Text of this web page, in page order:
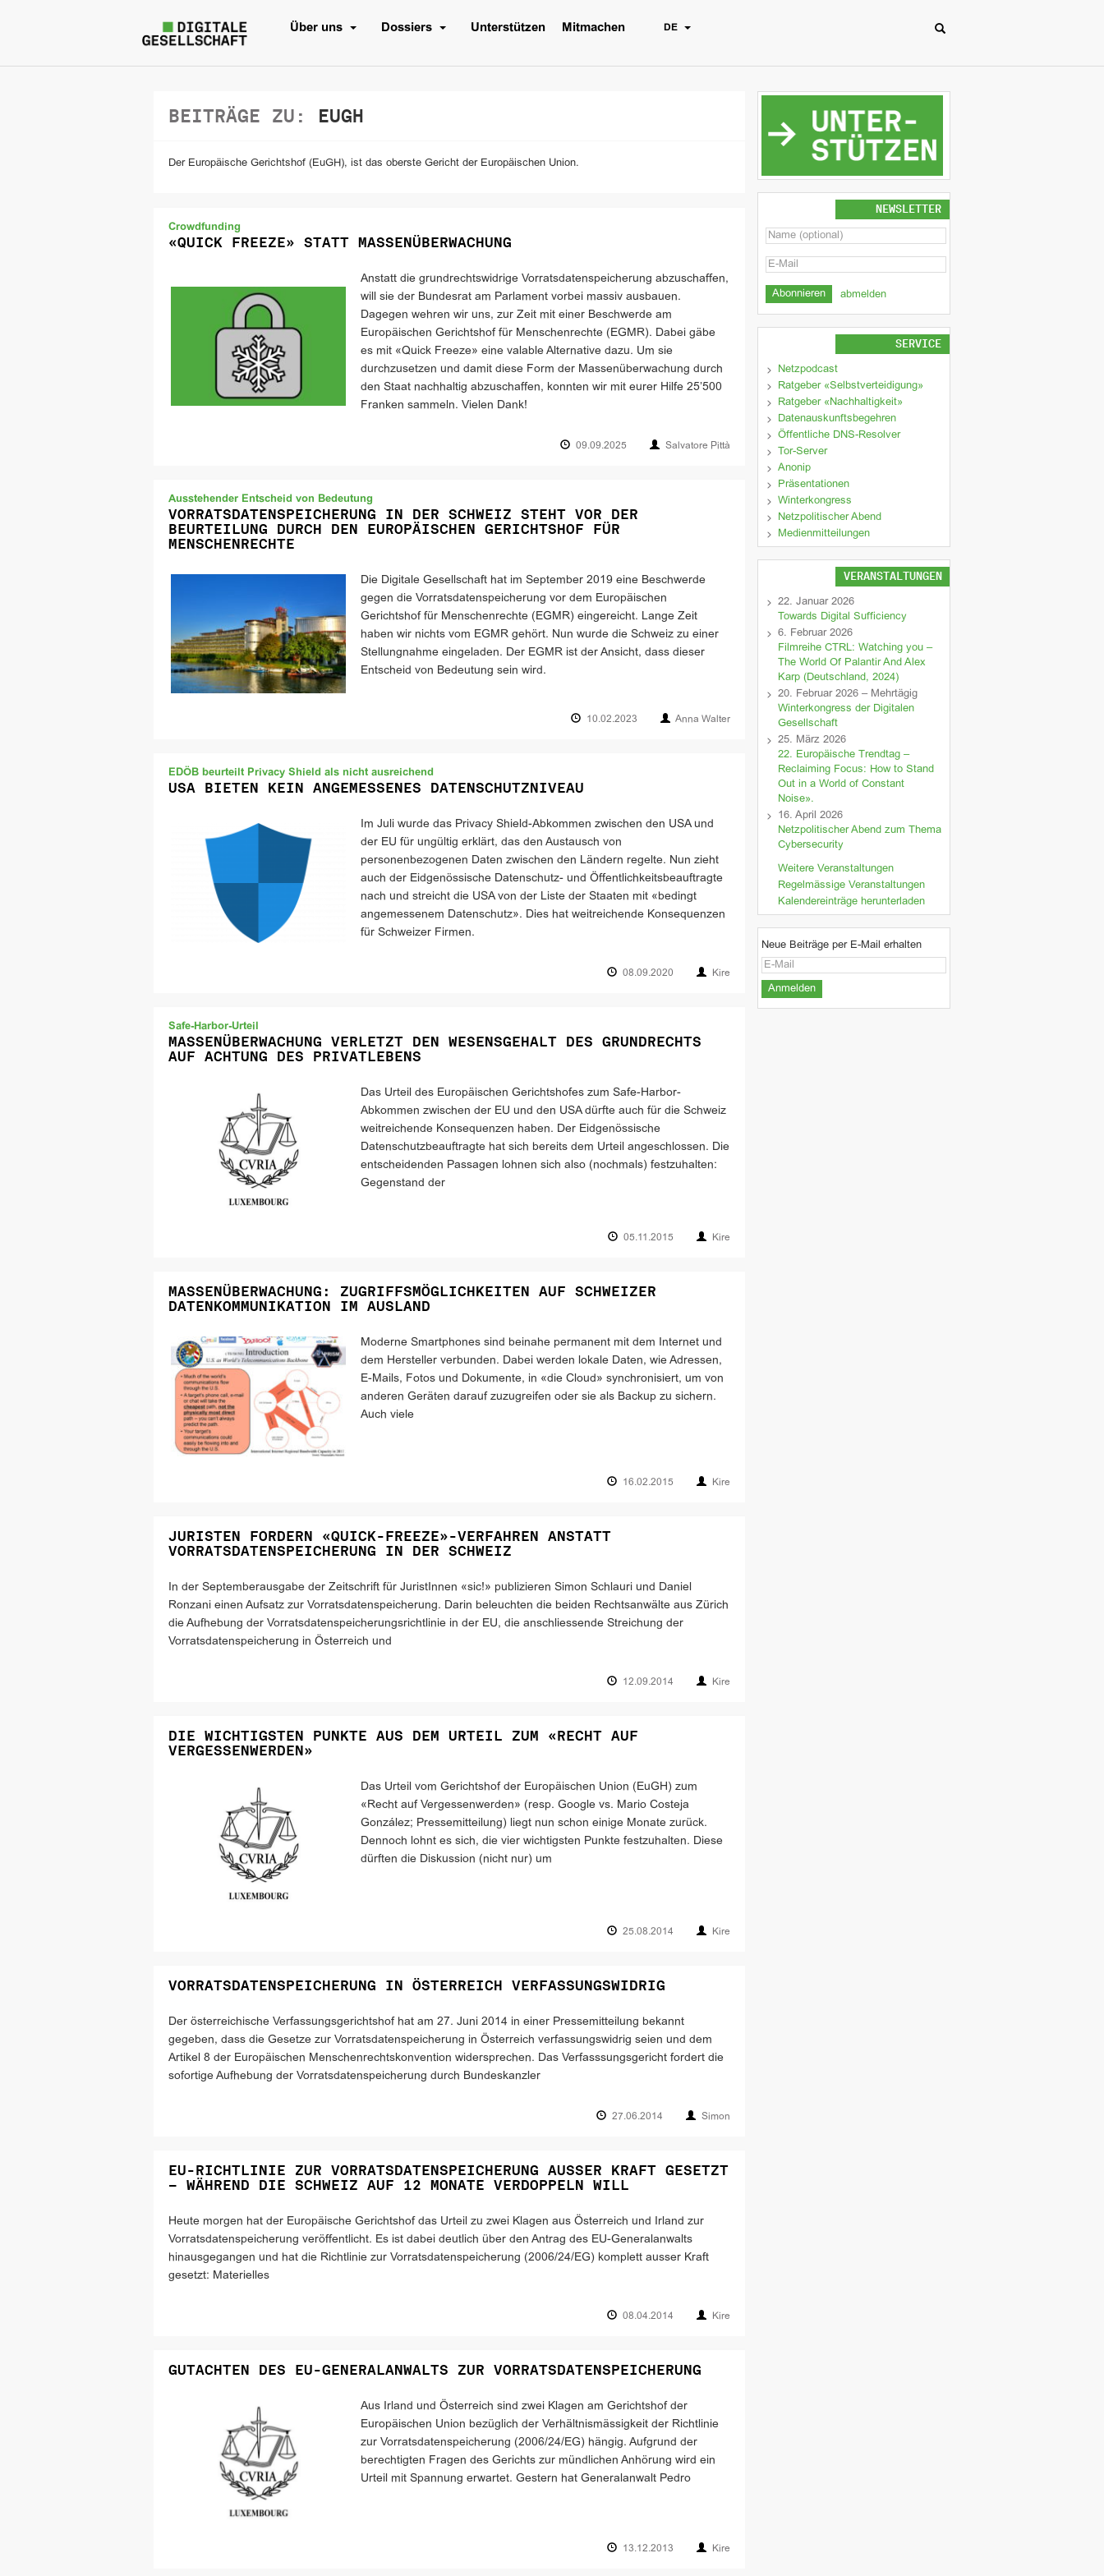
Über uns Dossiers Unterstützen Mitmachen DE
BEITRÄGE ZU: EUGH
Der Europäische Gerichtshof (EuGH), ist das oberste Gericht der Europäischen Union.
Crowdfunding
«QUICK FREEZE» STATT MASSENÜBERWACHUNG
Anstatt die grundrechtswidrige Vorratsdatenspeicherung abzuschaffen,
will sie der Bundesrat am Parlament vorbei massiv ausbauen.
Dagegen wehren wir uns, zur Zeit mit einer Beschwerde am
Europäischen Gerichtshof für Menschenrechte (EGMR). Dabei gäbe
es mit «Quick Freeze» eine valable Alternative dazu. Um sie
durchzusetzen und damit diese Form der Massenüberwachung durch
den Staat nachhaltig abzuschaffen, konnten wir mit eurer Hilfe 25’500
Franken sammeln. Vielen Dank!
09.09.2025 Salvatore Pittà
Ausstehender Entscheid von Bedeutung
VORRATSDATENSPEICHERUNG IN DER SCHWEIZ STEHT VOR DER
BEURTEILUNG DURCH DEN EUROPÄISCHEN GERICHTSHOF FÜR
MENSCHENRECHTE
Die Digitale Gesellschaft hat im September 2019 eine Beschwerde
gegen die Vorratsdatenspeicherung vor dem Europäischen
Gerichtshof für Menschenrechte (EGMR) eingereicht. Lange Zeit
haben wir nichts vom EGMR gehört. Nun wurde die Schweiz zu einer
Stellungnahme eingeladen. Der EGMR ist der Ansicht, dass dieser
Entscheid von Bedeutung sein wird.
10.02.2023 Anna Walter
EDÖB beurteilt Privacy Shield als nicht ausreichend
USA BIETEN KEIN ANGEMESSENES DATENSCHUTZNIVEAU
Im Juli wurde das Privacy Shield-Abkommen zwischen den USA und
der EU für ungültig erklärt, das den Austausch von
personenbezogenen Daten zwischen den Ländern regelte. Nun zieht
auch der Eidgenössische Datenschutz- und Öffentlichkeitsbeauftragte
nach und streicht die USA von der Liste der Staaten mit «bedingt
angemessenem Datenschutz». Dies hat weitreichende Konsequenzen
für Schweizer Firmen.
08.09.2020 Kire
Safe-Harbor-Urteil
MASSENÜBERWACHUNG VERLETZT DEN WESENSGEHALT DES GRUNDRECHTS
AUF ACHTUNG DES PRIVATLEBENS
Das Urteil des Europäischen Gerichtshofes zum Safe-Harbor-
Abkommen zwischen der EU und den USA dürfte auch für die Schweiz
weitreichende Konsequenzen haben. Der Eidgenössische
Datenschutzbeauftragte hat sich bereits dem Urteil angeschlossen. Die
entscheidenden Passagen lohnen sich also (nochmals) festzuhalten:
Gegenstand der
05.11.2015 Kire
MASSENÜBERWACHUNG: ZUGRIFFSMÖGLICHKEITEN AUF SCHWEIZER
DATENKOMMUNIKATION IM AUSLAND
Moderne Smartphones sind beinahe permanent mit dem Internet und
dem Hersteller verbunden. Dabei werden lokale Daten, wie Adressen,
E-Mails, Fotos und Dokumente, in «die Cloud» synchronisiert, um von
anderen Geräten darauf zuzugreifen oder sie als Backup zu sichern.
Auch viele
16.02.2015 Kire
JURISTEN FORDERN «QUICK-FREEZE»-VERFAHREN ANSTATT
VORRATSDATENSPEICHERUNG IN DER SCHWEIZ
In der Septemberausgabe der Zeitschrift für JuristInnen «sic!» publizieren Simon Schlauri und Daniel
Ronzani einen Aufsatz zur Vorratsdatenspeicherung. Darin beleuchten die beiden Rechtsanwälte aus Zürich
die Aufhebung der Vorratsdatenspeicherungsrichtlinie in der EU, die anschliessende Streichung der
Vorratsdatenspeicherung in Österreich und
12.09.2014 Kire
DIE WICHTIGSTEN PUNKTE AUS DEM URTEIL ZUM «RECHT AUF
VERGESSENWERDEN»
Das Urteil vom Gerichtshof der Europäischen Union (EuGH) zum
«Recht auf Vergessenwerden» (resp. Google vs. Mario Costeja
González; Pressemitteilung) liegt nun schon einige Monate zurück.
Dennoch lohnt es sich, die vier wichtigsten Punkte festzuhalten. Diese
dürften die Diskussion (nicht nur) um
25.08.2014 Kire
VORRATSDATENSPEICHERUNG IN ÖSTERREICH VERFASSUNGSWIDRIG
Der österreichische Verfassungsgerichtshof hat am 27. Juni 2014 in einer Pressemitteilung bekannt
gegeben, dass die Gesetze zur Vorratsdatenspeicherung in Österreich verfassungswidrig seien und dem
Artikel 8 der Europäischen Menschenrechtskonvention widersprechen. Das Verfasssungsgericht fordert die
sofortige Aufhebung der Vorratsdatenspeicherung durch Bundeskanzler
27.06.2014 Simon
EU-RICHTLINIE ZUR VORRATSDATENSPEICHERUNG AUSSER KRAFT GESETZT
– WÄHREND DIE SCHWEIZ AUF 12 MONATE VERDOPPELN WILL
Heute morgen hat der Europäische Gerichtshof das Urteil zu zwei Klagen aus Österreich und Irland zur
Vorratsdatenspeicherung veröffentlicht. Es ist dabei deutlich über den Antrag des EU-Generalanwalts
hinausgegangen und hat die Richtlinie zur Vorratsdatenspeicherung (2006/24/EG) komplett ausser Kraft
gesetzt: Materielles
08.04.2014 Kire
GUTACHTEN DES EU-GENERALANWALTS ZUR VORRATSDATENSPEICHERUNG
Aus Irland und Österreich sind zwei Klagen am Gerichtshof der
Europäischen Union bezüglich der Verhältnismässigkeit der Richtlinie
zur Vorratsdatenspeicherung (2006/24/EG) hängig. Aufgrund der
berechtigten Fragen des Gerichts zur mündlichen Anhörung wird ein
Urteil mit Spannung erwartet. Gestern hat Generalanwalt Pedro
13.12.2013 Kire
NEWSLETTER
abmelden
SERVICE
Netzpodcast
Ratgeber «Selbstverteidigung»
Ratgeber «Nachhaltigkeit»
Datenauskunftsbegehren
Öffentliche DNS-Resolver
Tor-Server
Anonip
Präsentationen
Winterkongress
Netzpolitischer Abend
Medienmitteilungen
VERANSTALTUNGEN
22. Januar 2026
Towards Digital Sufficiency
6. Februar 2026
Filmreihe CTRL: Watching you –
The World Of Palantir And Alex
Karp (Deutschland, 2024)
20. Februar 2026 – Mehrtägig
Winterkongress der Digitalen
Gesellschaft
25. März 2026
22. Europäische Trendtag –
Reclaiming Focus: How to Stand
Out in a World of Constant
Noise».
16. April 2026
Netzpolitischer Abend zum Thema
Cybersecurity
Weitere Veranstaltungen
Regelmässige Veranstaltungen
Kalendereinträge herunterladen
Neue Beiträge per E-Mail erhalten